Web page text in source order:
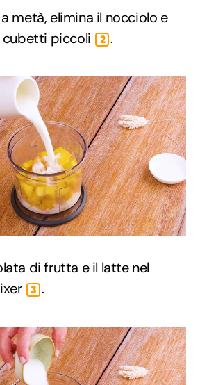
metà, elimina il nocciolo e
cubetti piccoli
2 .
di frutta e il latte nel
3 .